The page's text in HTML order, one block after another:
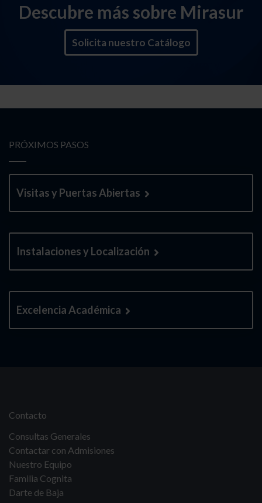
Descubre más sobre Mirasur
Solicita nuestro Catálogo
PRÓXIMOS PASOS
Visitas y Puertas Abiertas
Instalaciones y Localización
Excelencia Académica
Contacto
Consultas Generales
Contactar con Admisiones
Nuestro Equipo
Familia Cognita
Darte de Baja